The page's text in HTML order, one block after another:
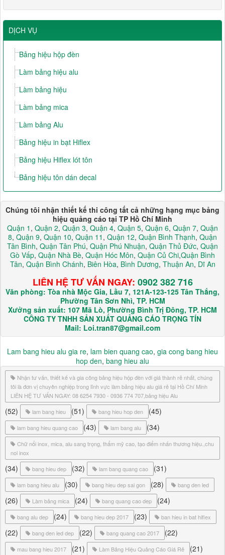
DỊCH VỤ
Bảng hiệu hộp đèn
Làm bảng hiệu alu
Làm bảng hiệu
Làm bảng mica
Làm bảng Alu
Bảng hiệu in bạt Hiflex
Bảng hiệu Hiflex lót tôn
Bảng hiệu tôn dán decal
Chúng tôi nhận thiết kế thi công tất cả những hạng mục bảng
hiệu quảng cáo tại TP Hồ Chí Minh
Quận 1 , Quận 2, Quận 3, Quận 4, Quận 5, Quận 6, Quận 7, Quận
8, Quận 9, Quận 10, Quận 11 , Quận 12, Quận Bình Thạnh, Quận
Tân Bình, Quận Tân Phú, Quận Phú Nhuận, Quận Thủ Đức, Quận
Gò Vấp, Quận Nhà Bè, Quận Hóc Môn, Quận Củ Chi,Quận Bình
Tân, Quận Bình Chánh, Biên Hòa, Bình Dương, Thuận An, Dĩ An
LIÊN HỆ TƯ VẤN NGAY: 0902 382 716
Văn phòng: Tòa nhà Mộc Gia, Lầu 7, 121A-123-125 Tân Thắng,
Phường Tân Sơn Nhì, TP. HCM
Xưởng sản xuất: 107 Mã Lò, Phường Bình Trị Đông, TP. HCM
CÔNG TY TNHH SẢN XUẤT QUẢNG CÁO TRỌNG TÍN
Mail: Loi.tran87@gmail.com
Lam bang hieu alu gia re, lam bien quang cao, gia cong bang hieu
hop den, bang hieu alu
Nhận tư vấn, thiết kế và gia công bảng hiệu hộp đèn với giá thành rẻ nhất, chúng
tôi là đơn vị chuyên nghiệp trong lĩnh vực làm bảng hiệu alu giá rẻ tại Hồ Chí Minh
LIÊN HỆ TƯ VẤN NGAY: 08 6254 7930 - 0936 774 707,bảng hiệu Alu
(52) lam bang hieu (51) bang hieu hop den (45)
lam bang hieu quang cao (43) lam bang alu (34)
Chữ nổi inox, mica, alu sang trọng, thẩm mỹ cao, tạo điểm nhấn thương hiệu.,chu
noi inox
(34) bang hieu dep (32) lam bang quang cao (31)
lam bang hieu alu (30) bang hieu dep sai gon (28) bang den led
(26) Làm bảng mica (24) bang quang cao dep (24)
bang alu dep (24) bang hieu dep 2017 (23) ban hieu in bat hiflex
(22) bang den led dep (22) bang quang cao 2017 (22)
mau bang hieu 2017 (21) Làm Bảng Hiệu Quảng Cáo Giá Rẻ (21)